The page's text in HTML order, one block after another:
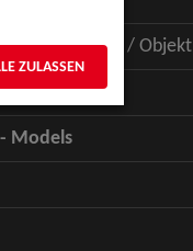
- Figur / Puppe / Objekt
Talents
Models
ZULASSEN